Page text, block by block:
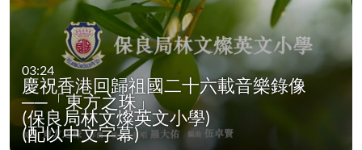
03:24
慶祝香港回歸祖國二十六載音樂錄像
──「東方之珠」
(保良局林文燦英文小學)
(配以中文字幕)